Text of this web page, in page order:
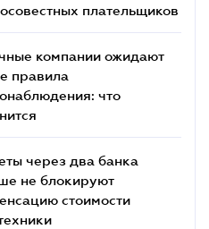
плательщиков
компании ожидают
правила
что
через два банка
не блокируют
стоимости